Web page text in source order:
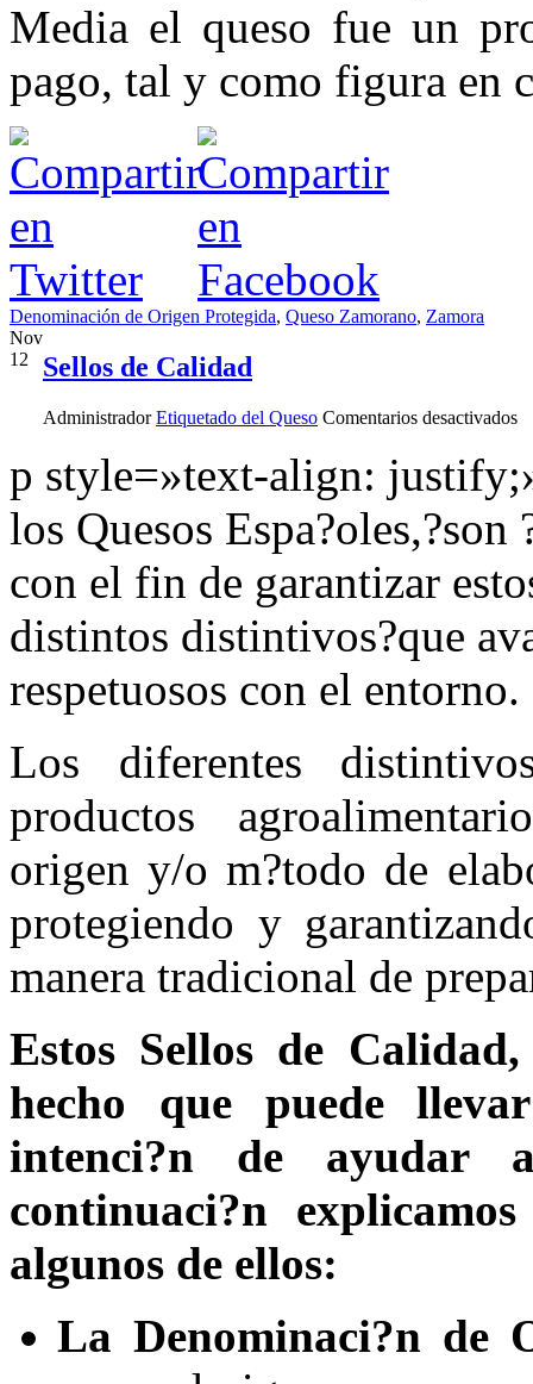
Media el queso fue un
pago, tal y como figura en
Denominación de Origen Protegida, Queso Zamorano, Zamora
Nov
12
Sellos de Calidad
Administrador Etiquetado del Queso Comentarios desactivadosen
p style=»text-align:
los Quesos
con el fin de garantizar
distintos distintivos?que
respetuosos con el entorno.
Los diferentes
productos
origen y/o m?todo de
protegiendo y
manera tradicional de
Estos Sellos de
hecho que puede
intenci?n de ayudar
continuaci?n
algunos de ellos:
La Denominaci?n de